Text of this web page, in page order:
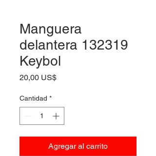
Manguera
delantera 132319
Keybol
20,00 US$Precio
Cantidad *
Agregar al carrito